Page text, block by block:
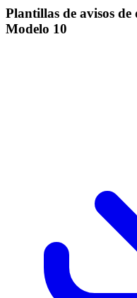
Plantillas de avisos
Modelo 10